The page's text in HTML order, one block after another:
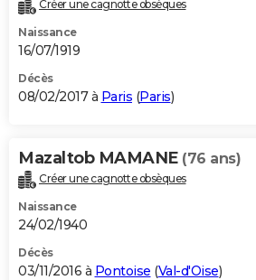
Créer une cagnotte obsèques
Naissance
16/07/1919
Décès
08/02/2017 à Paris (Paris)
Mazaltob MAMANE (76 ans)
Créer une cagnotte obsèques
Naissance
24/02/1940
Décès
03/11/2016 à Pontoise (Val-d'Oise)